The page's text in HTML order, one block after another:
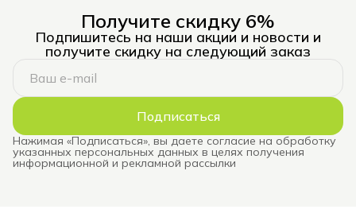
Получите скидку 6%
Подпишитесь на наши акции и новости и
получите скидку на следующий заказ
Подписаться
Нажимая «Подписаться», вы даете согласие на обработку
указанных персональных данных в целях получения
информационной и рекламной рассылки